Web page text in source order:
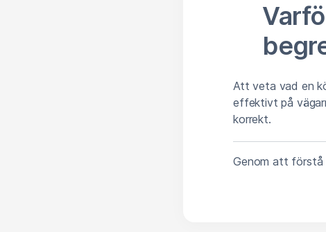
Att veta vad en
effektivt på
korrekt.
Genom att förstå